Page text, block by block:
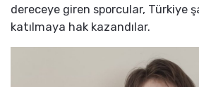
dereceye giren sporcular, Türkiye
katılmaya hak kazandılar.